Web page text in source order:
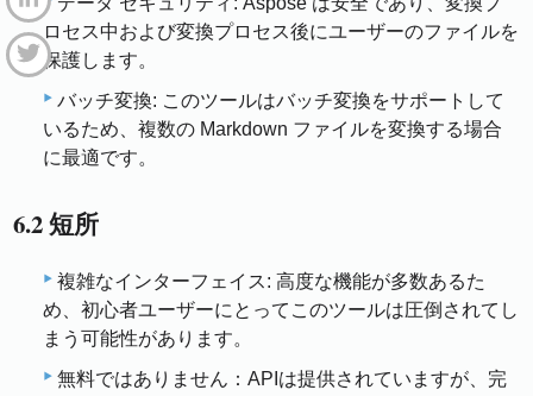
ロセス中および変換プロセス後にユーザーのファイルを
保護します。
バッチ変換: このツールはバッチ変換をサポートして
いるため、複数の Markdown ファイルを変換する場合
に最適です。
6.2 短所
複雑なインターフェイス: 高度な機能が多数あるた
め、初心者ユーザーにとってこのツールは圧倒されてし
まう可能性があります。
無料ではありません：APIは提供されていますが、完